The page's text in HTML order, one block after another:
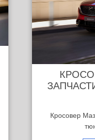
Кросовер